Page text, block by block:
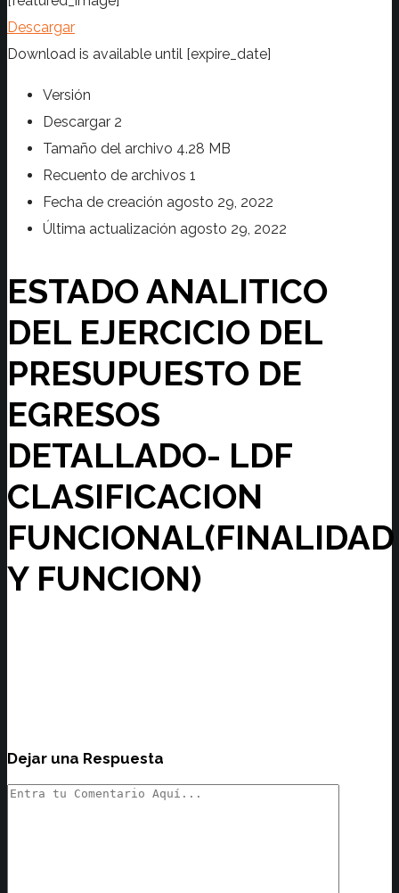
Descargar
Download is available until [expire_date]
Versión
Descargar 2
Tamaño del archivo 4.28 MB
Recuento de archivos 1
Fecha de creación agosto 29, 2022
Última actualización agosto 29, 2022
ESTADO ANALITICO
DEL EJERCICIO DEL
PRESUPUESTO DE
EGRESOS
DETALLADO- LDF
CLASIFICACION
FUNCIONAL(FINALIDAD
Y FUNCION)
Dejar una Respuesta